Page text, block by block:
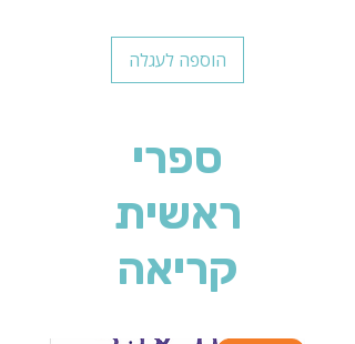
הוספה לעגלה
ספרי
ראשית
קריאה